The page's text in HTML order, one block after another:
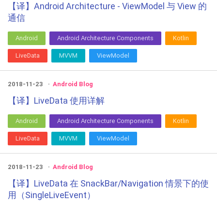
【译】Android Architecture - ViewModel 与 View 的
通信
Android Android Architecture Components Kotlin
LiveData MVVM ViewModel
2018-11-23 Android Blog
【译】LiveData 使用详解
Android Android Architecture Components Kotlin
LiveData MVVM ViewModel
2018-11-23 Android Blog
【译】LiveData 在 SnackBar/Navigation 情景下的使
用（SingleLiveEvent）